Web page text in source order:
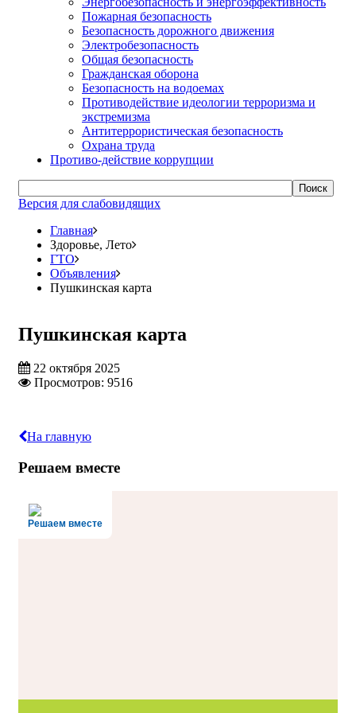
Пожарная безопасность
Безопасность дорожного движения
Электробезопасность
Общая безопасность
Гражданская оборона
Безопасность на водоемах
Противодействие идеологии терроризма и
экстремизма
Антитеррористическая безопасность
Охрана труда
Противо-действие коррупции
Поиск
Версия для слабовидящих
Главная
Здоровье, Лето
ГТО
Объявления
Пушкинская карта
Пушкинская карта
22 октября 2025
Просмотров: 9516
На главную
Решаем вместе
Решаем вместе